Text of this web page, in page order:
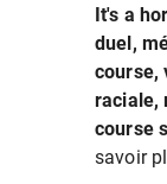
It's a
duel,
course,
raciale,
course
savoir